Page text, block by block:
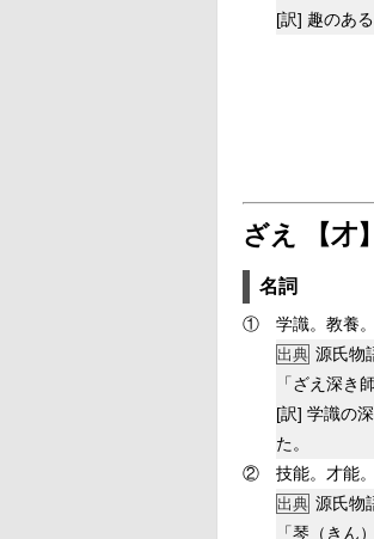
[訳] 趣のあ
ざえ 【才】
名詞
① 学識。教養。
出典 源氏
「ざえ深き
[訳] 学識の
た。
②
技能。才能
出典 源氏
「琴（きん